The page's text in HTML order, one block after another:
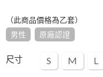
（此商品價格為乙套）
男性
原廠認證
尺寸 S M L